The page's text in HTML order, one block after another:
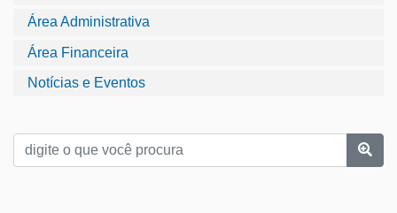
Área Administrativa
Área Financeira
Notícias e Eventos